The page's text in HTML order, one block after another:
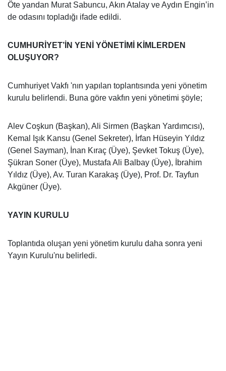
Öte yandan Murat Sabuncu, Akın Atalay ve Aydın Engin’in
de odasını topladığı ifade edildi.
CUMHURİYET’İN YENİ YÖNETİMİ KİMLERDEN
OLUŞUYOR?
Cumhuriyet Vakfı 'nın yapılan toplantısında yeni yönetim
kurulu belirlendi. Buna göre vakfın yeni yönetimi şöyle;
Alev Coşkun (Başkan), Ali Sirmen (Başkan Yardımcısı),
Kemal Işık Kansu (Genel Sekreter), İrfan Hüseyin Yıldız
(Genel Sayman), İnan Kıraç (Üye), Şevket Tokuş (Üye),
Şükran Soner (Üye), Mustafa Ali Balbay (Üye), İbrahim
Yıldız (Üye), Av. Turan Karakaş (Üye), Prof. Dr. Tayfun
Akgüner (Üye).
YAYIN KURULU
Toplantıda oluşan yeni yönetim kurulu daha sonra yeni
Yayın Kurulu'nu belirledi.